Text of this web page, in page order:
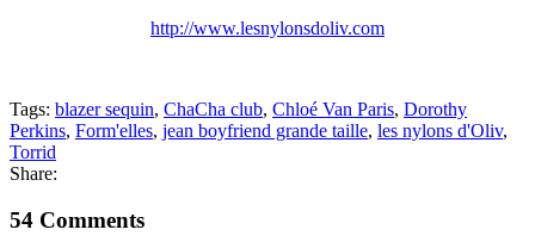
http://www.lesnylonsdoliv.com
Tags: blazer sequin, ChaCha club, Chloé Van Paris, Dorothy
Perkins, Form'elles, jean boyfriend grande taille, les nylons d'Oliv,
Torrid
Share:
54 Comments